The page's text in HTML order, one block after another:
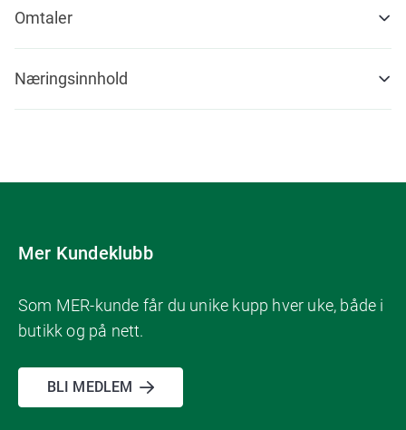
Omtaler
Næringsinnhold
Mer Kundeklubb
Som MER-kunde får du unike kupp hver uke, både i
butikk og på nett.
BLI MEDLEM